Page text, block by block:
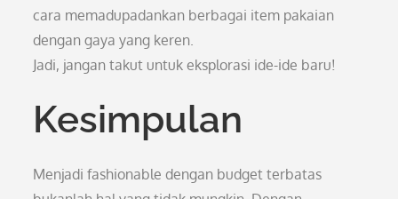
cara memadupadankan berbagai item pakaian
dengan gaya yang keren.
Jadi, jangan takut untuk eksplorasi ide-ide baru!
Kesimpulan
Menjadi fashionable dengan budget terbatas